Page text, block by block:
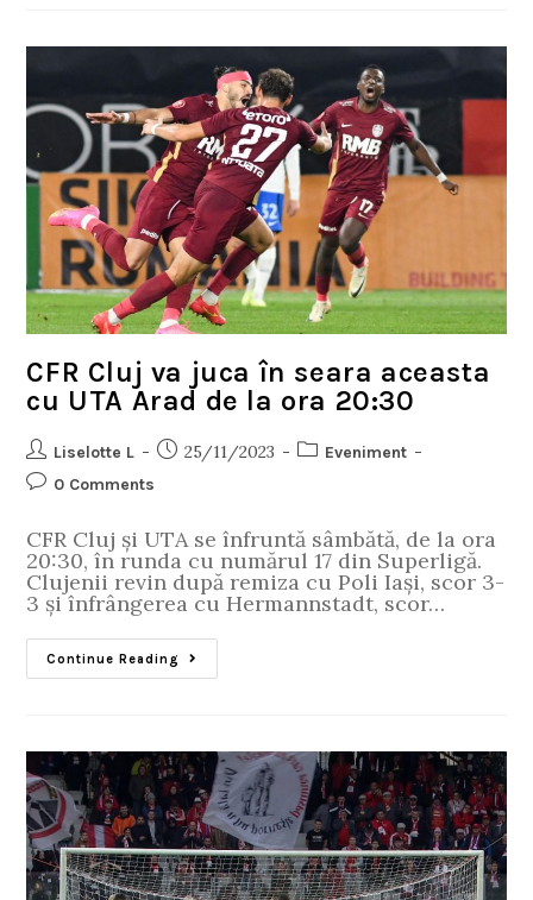
CFR Cluj va juca în seara aceasta
cu UTA Arad de la ora 20:30
Liselotte L 25/11/2023
Eveniment
0 Comments
CFR Cluj și UTA se înfruntă sâmbătă, de la ora
20:30, în runda cu numărul 17 din Superligă.
Clujenii revin după remiza cu Poli Iași, scor 3-
3 și înfrângerea cu Hermannstadt, scor…
Continue Reading